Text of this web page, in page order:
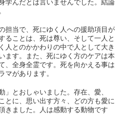
学んだとは言いませんでした。結論
担当で、死にゆく人への援助項目が
ることは、死は尊い、そして一人と
人とのかかわりの中で人として大き
ます。また、死にゆく方のケアは本
、全身全霊です。死を向かえる事は
マがあります。
」とおしゃいました。存在、愛、
とに、思い出す方々、どの方も愛に
きました。人は感動する動物です